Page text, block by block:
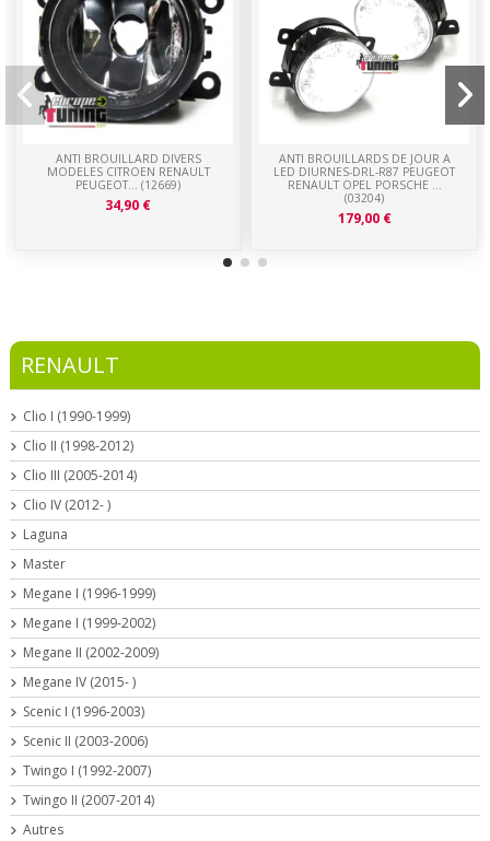
ANTI BROUILLARD DIVERS
MODELES CITROEN RENAULT
PEUGEOT... (12669)
34,90 €
ANTI BROUILLARDS DE JOUR A
LED DIURNES-DRL-R87 PEUGEOT
RENAULT OPEL PORSCHE ...
(03204)
179,00 €
RENAULT
Clio I (1990-1999)
Clio II (1998-2012)
Clio III (2005-2014)
Clio IV (2012- )
Laguna
Master
Megane I (1996-1999)
Megane I (1999-2002)
Megane II (2002-2009)
Megane IV (2015- )
Scenic I (1996-2003)
Scenic II (2003-2006)
Twingo I (1992-2007)
Twingo II (2007-2014)
Autres